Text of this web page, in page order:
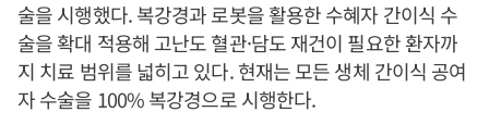
술을 시행했다. 복강경과 로봇을 활용한 수혜자 간이식 수
술을 확대 적용해 고난도 혈관·담도 재건이 필요한 환자까
지 치료 범위를 넓히고 있다. 현재는 모든 생체 간이식 공여
자 수술을 100% 복강경으로 시행한다.